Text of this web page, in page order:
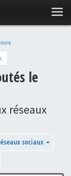
le
réseaux
sociaux